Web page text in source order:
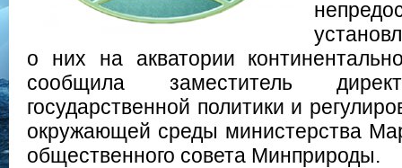
о них на акватории
сообщила заместитель
государственной политики и
окружающей среды министерства
общественного совета Минприроды.